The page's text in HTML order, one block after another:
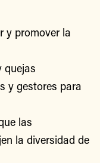
y promover la
quejas
y gestores para
las
la diversidad de